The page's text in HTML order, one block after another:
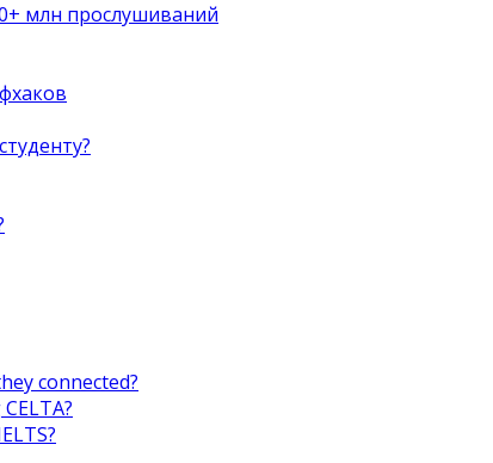
млн прослушиваний
connected?